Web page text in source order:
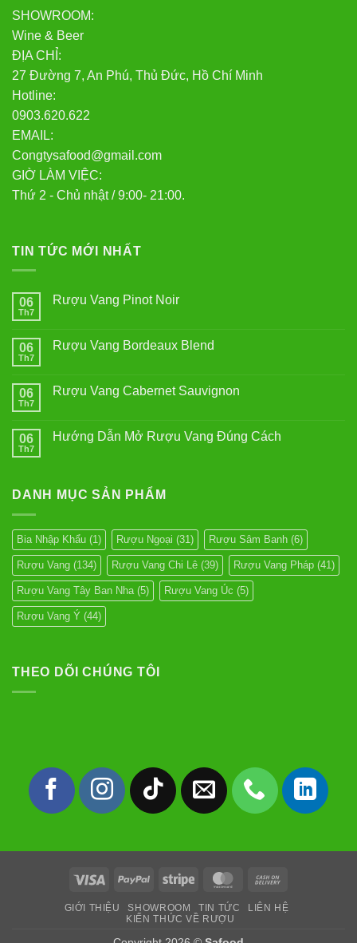
SHOWROOM:
Wine & Beer
ĐỊA CHỈ:
27 Đường 7, An Phú, Thủ Đức, Hồ Chí Minh
Hotline:
0903.620.622
EMAIL:
Congtysafood@gmail.com
GIỜ LÀM VIỆC:
Thứ 2 - Chủ nhật / 9:00- 21:00.
TIN TỨC MỚI NHẤT
06
Th7
Rượu Vang Pinot Noir
luận
Pinot
06
Th7
Rượu Vang Bordeaux Blend
luận
Bordeaux
06
Th7
Rượu Vang Cabernet Sauvignon
luận
Sauvignon
06
Th7
Hướng Dẫn Mở Rượu Vang Đúng Cách
Hướng
Rượu
Vang
Đúng
Cách
DANH MỤC SẢN PHẨM
Bia Nhập Khẩu (1) Rượu Ngoại (31) Rượu Sâm Banh (6)
Rượu Vang (134) Rượu Vang Chi Lê (39) Rượu Vang Pháp (41)
Rượu Vang Tây Ban Nha (5) Rượu Vang Úc (5)
Rượu Vang Ý (44)
THEO DÕI CHÚNG TÔI
Visa PayPal Stripe MasterCard
Delivery
GIỚI THIỆU SHOWROOM TIN TỨC
LIÊN HỆ
KIẾN THỨC VỀ RƯỢU